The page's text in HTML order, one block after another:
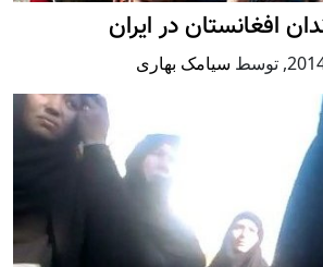
افغانستان در ایران
, توسط سیامک بهاری